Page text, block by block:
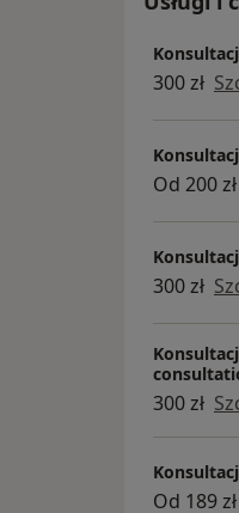
300 zł
Od 200 zł
300 zł
300 zł
Od 189 zł